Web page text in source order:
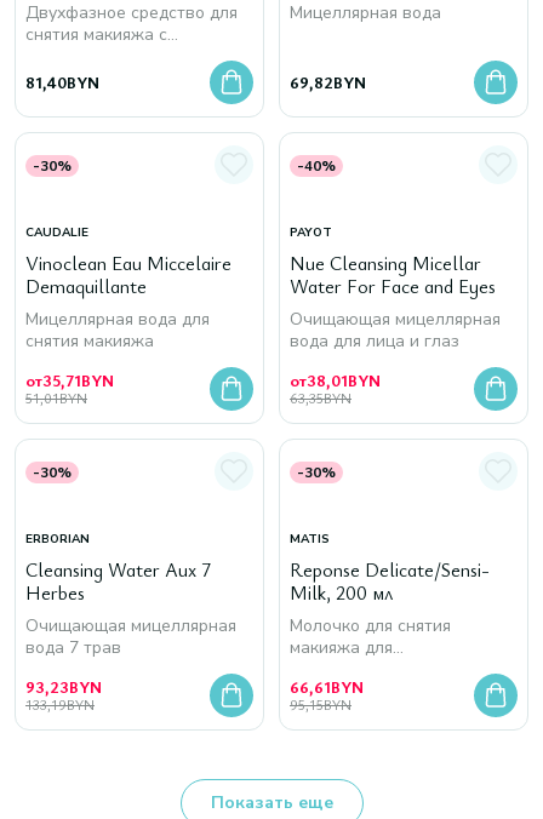
Двухфазное средство для
снятия макияжа с
экстрактом красного вина
81,40BYN
Мицеллярная вода
69,82BYN
-30%
CAUDALIE
Vinoclean Eau Miccelaire
Demaquillante
Мицеллярная вода для
снятия макияжа
от35,71BYN
51,01BYN
-40%
PAYOT
Nue Cleansing Micellar
Water For Face and Eyes
Очищающая мицеллярная
вода для лица и глаз
от38,01BYN
63,35BYN
-30%
ERBORIAN
Cleansing Water Aux 7
Herbes
Очищающая мицеллярная
вода 7 трав
93,23BYN
133,19BYN
-30%
MATIS
Reponse Delicate/Sensi-
Milk, 200 мл
Молочко для снятия
макияжа для
66,61BYN
95,15BYN
Показать еще